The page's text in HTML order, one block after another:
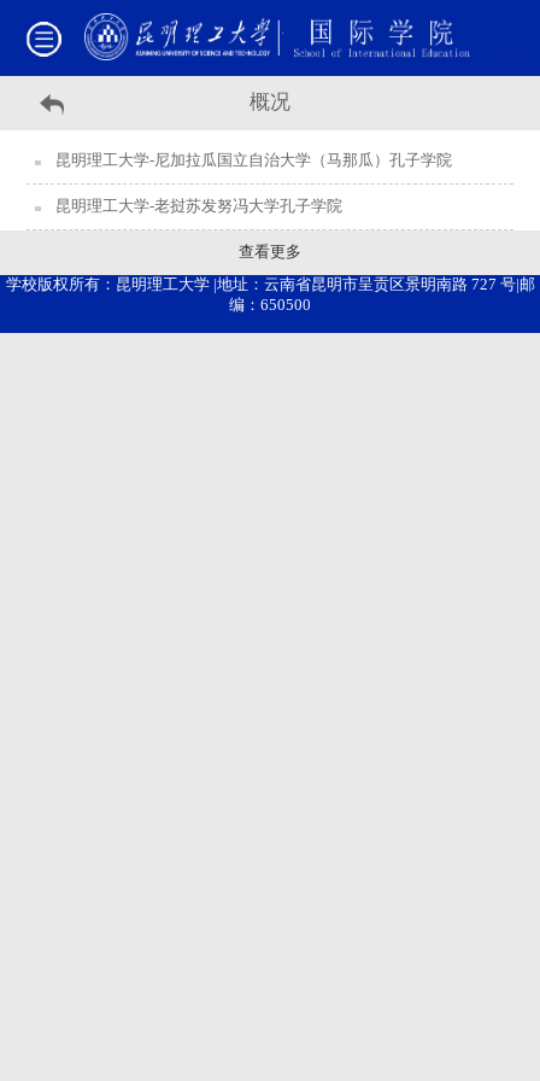
概况
昆明理工大学-尼加拉瓜国立自治大学（马那瓜）孔子学院
昆明理工大学-老挝苏发努冯大学孔子学院
查看更多
学校版权所有：昆明理工大学 |地址：云南省昆明市呈贡区景明南路 727 号|邮
编：650500